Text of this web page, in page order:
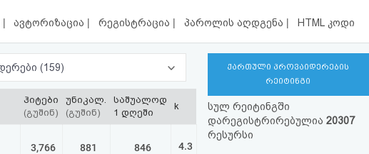
| ავტორიზაცია | რეგისტრაცია | პაროლის აღდგენა | HTML კოდი
ჰოსტინგი და ინტერნეტ პროვაიდერები (159)
ჰიტები
(გუშინ)
უნიკალ.
(გუშინ)
საშუალოდ
1 დღეში
k
3,766 881 846
4.3
ქართული პროვაიდერების
რეიტინგი
სულ რეიტინგში
დარეგისტრირებულია 20307
რესურსი